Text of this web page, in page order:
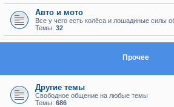
Авто и мото
Все у чего есть колёса и лошадиные силы
Темы: 32
Прочее
Другие темы
Свободное общение на любые темы
Темы: 686